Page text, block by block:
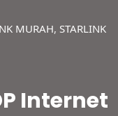
MURAH, STARLINK
Internet